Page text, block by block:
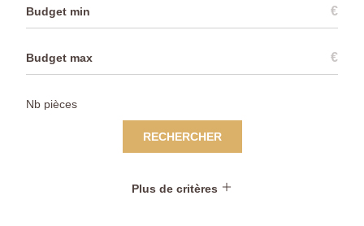
€
€
RECHERCHER
Plus de critères